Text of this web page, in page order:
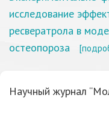
исследование
ресвератрола в
остеопороза
Научный журнал